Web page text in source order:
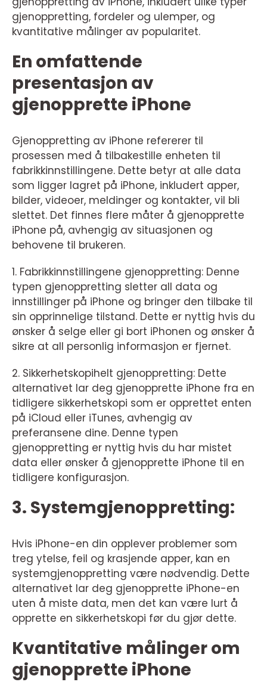
gjenoppretting, fordeler og ulemper, og
kvantitative målinger av popularitet.
En omfattende
presentasjon av
gjenopprette iPhone
Gjenoppretting av iPhone refererer til
prosessen med å tilbakestille enheten til
fabrikkinnstillingene. Dette betyr at alle data
som ligger lagret på iPhone, inkludert apper,
bilder, videoer, meldinger og kontakter, vil bli
slettet. Det finnes flere måter å gjenopprette
iPhone på, avhengig av situasjonen og
behovene til brukeren.
1. Fabrikkinnstillingene gjenoppretting: Denne
typen gjenoppretting sletter all data og
innstillinger på iPhone og bringer den tilbake til
sin opprinnelige tilstand. Dette er nyttig hvis du
ønsker å selge eller gi bort iPhonen og ønsker å
sikre at all personlig informasjon er fjernet.
2. Sikkerhetskopihelt gjenoppretting: Dette
alternativet lar deg gjenopprette iPhone fra en
tidligere sikkerhetskopi som er opprettet enten
på iCloud eller iTunes, avhengig av
preferansene dine. Denne typen
gjenoppretting er nyttig hvis du har mistet
data eller ønsker å gjenopprette iPhone til en
tidligere konfigurasjon.
3. Systemgjenoppretting:
Hvis iPhone-en din opplever problemer som
treg ytelse, feil og krasjende apper, kan en
systemgjenoppretting være nødvendig. Dette
alternativet lar deg gjenopprette iPhone-en
uten å miste data, men det kan være lurt å
opprette en sikkerhetskopi før du gjør dette.
Kvantitative målinger om
gjenopprette iPhone